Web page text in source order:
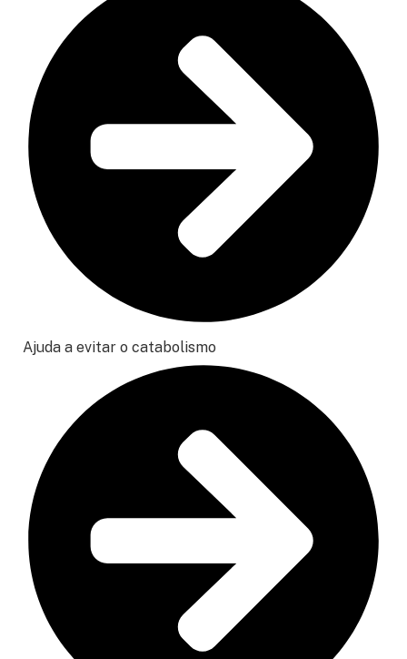
Ajuda a evitar o catabolismo